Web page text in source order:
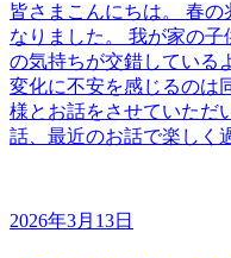
皆さまこんにちは。 春
なりました。 我が家の
の気持ちが交錯している
変化に不安を感じるのは
様とお話をさせていただ
話、最近のお話で楽し
2026年3月13日